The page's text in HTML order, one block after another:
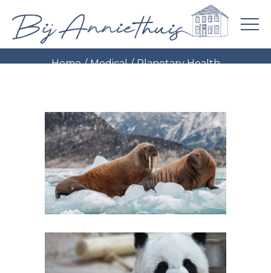
Portfolio
Home Medical Planetary Health